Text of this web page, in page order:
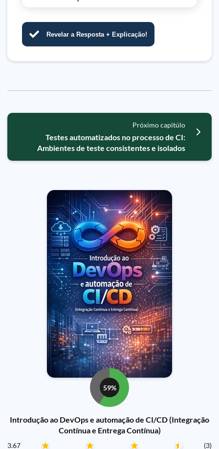
Revelar a Resposta + Explicação!
Próximo capitúlo
Testes automatizados no processo de CI:
Ambientes de teste consistentes e isolados
59%
Introdução ao DevOps e automação de CI/CD (Integração
Contínua e Entrega Contínua)
3.67
(3)